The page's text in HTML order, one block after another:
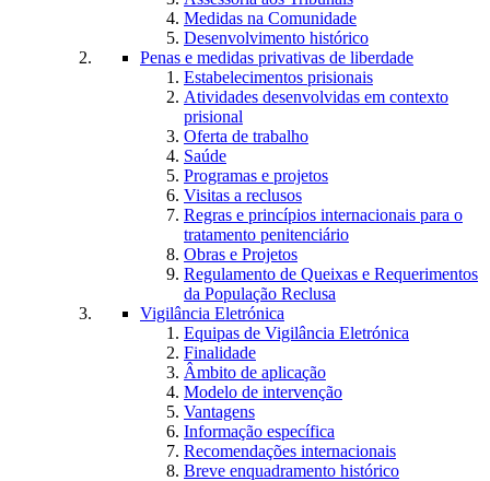
Medidas na Comunidade
Desenvolvimento histórico
Penas e medidas privativas de liberdade
Estabelecimentos prisionais
Atividades desenvolvidas em contexto
prisional
Oferta de trabalho
Saúde
Programas e projetos
Visitas a reclusos
Regras e princípios internacionais para o
tratamento penitenciário
Obras e Projetos
Regulamento de Queixas e Requerimentos
da População Reclusa
Vigilância Eletrónica
Equipas de Vigilância Eletrónica
Finalidade
Âmbito de aplicação
Modelo de intervenção
Vantagens
Informação específica
Recomendações internacionais
Breve enquadramento histórico